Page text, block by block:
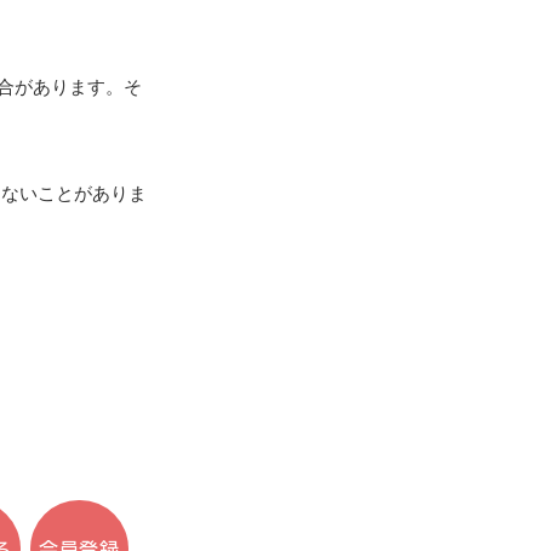
があります。そ
いことがありま